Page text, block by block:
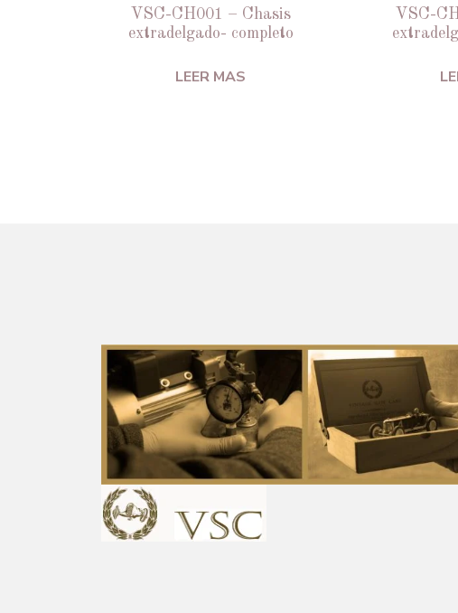
VSC-CH001 – Chasis
extradelgado- completo
LEER MAS
VSC-